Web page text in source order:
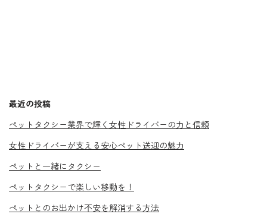
最近の投稿
ペットタクシー業界で輝く女性ドライバーの力と信頼
女性ドライバーが支える安心ペット送迎の魅力
ペットと一緒にタクシー
ペットタクシーで楽しい移動を！
ペットとのお出かけ不安を解消する方法